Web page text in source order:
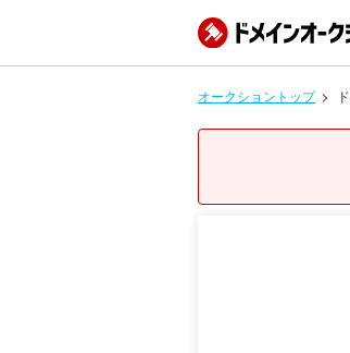
オークショントップ